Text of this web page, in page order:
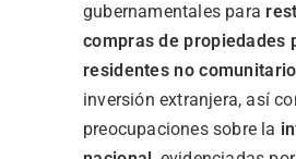
gubernamentales para
comprasde propiedades
residentes no
inversión extranjera, así
preocupaciones sobre la